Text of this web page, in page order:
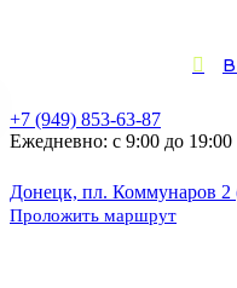
+7 (949) 853-63-87
Ежедневно: с 9:00 до 19:00
Донецк, пл. Коммунаров 2
Проложить маршрут